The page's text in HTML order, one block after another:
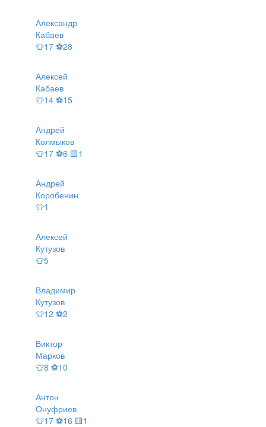
Александр
Кабаев
👕17 ⚽28
Алексей
Кабаев
👕14 ⚽15
Андрей
Колмыков
👕17 ⚽6 🟨1
Андрей
Коробенин
👕1
Алексей
Кутузов
👕5
Владимир
Кутузов
👕12 ⚽2
Виктор
Марков
👕8 ⚽10
Антон
Онуфриев
👕17 ⚽16 🟨1